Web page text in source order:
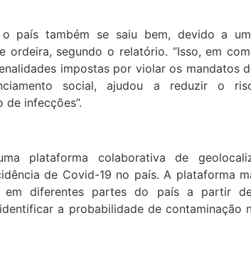
país também se saiu bem, devido a
ordeira, segundo o relatório. “Isso, em
impostas por violar os mandatos
social, ajudou a reduzir o
de infecções”.
plataforma colaborativa de
de Covid-19 no país. A plataforma
em diferentes partes do país a partir
a probabilidade de contaminação